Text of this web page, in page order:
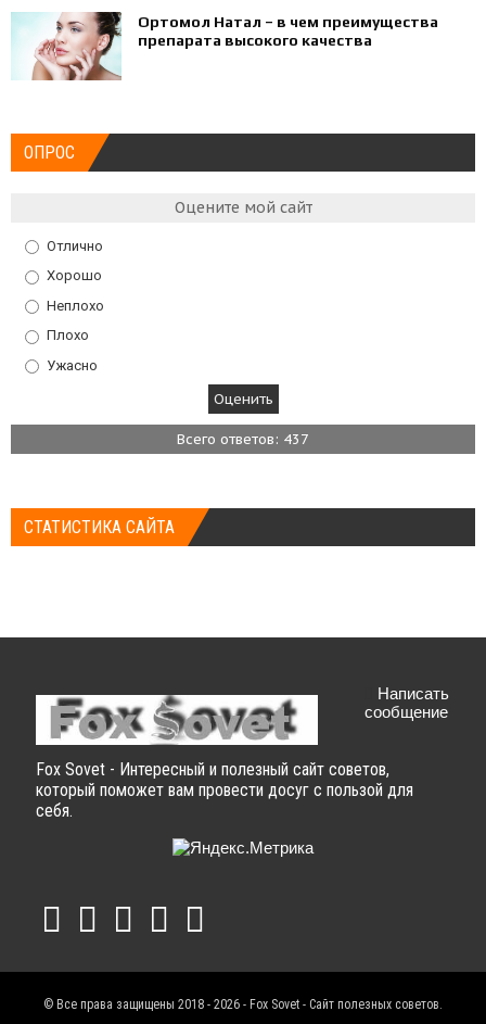
Ортомол Натал – в чем преимущества
препарата высокого качества
ОПРОС
Оцените мой сайт
Отлично
Хорошо
Неплохо
Плохо
Ужасно
Всего ответов: 437
СТАТИСТИКА САЙТА
Fox Sovet - Интересный и полезный сайт советов,
который поможет вам провести досуг с пользой для
себя.
Написать
сообщение
© Все права защищены 2018 - 2026 - Fox Sovet - Сайт полезных советов.